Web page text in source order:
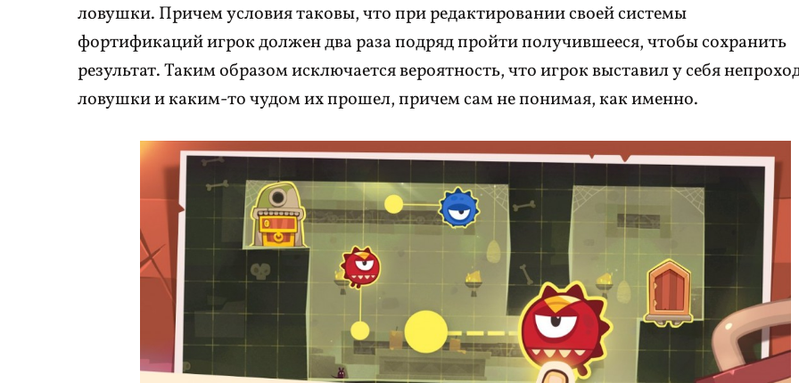
ловушки. Причем условия таковы, что при редактировании своей системы
фортификаций игрок должен два раза подряд пройти получившееся, чтобы сохранить
результат. Таким образом исключается вероятность, что игрок выставил у себя
ловушки и каким-то чудом их прошел, причем сам не понимая, как именно.